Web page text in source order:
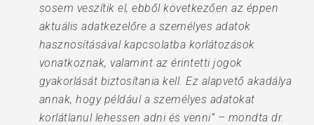
sosem veszítik el, ebből következően az éppen
aktuális adatkezelőre a személyes adatok
hasznosításával kapcsolatba korlátozások
vonatkoznak, valamint az érintetti jogok
gyakorlását biztosítania kell. Ez alapvető akadálya
annak, hogy például a személyes adatokat
korlátlanul lehessen adni és venni” – mondta dr.